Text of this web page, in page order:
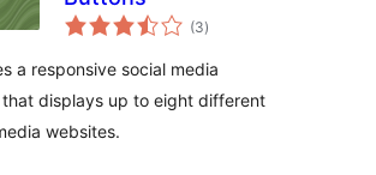
(3valoracións
totais
)
a responsive social media
displays up to eight different
websites.